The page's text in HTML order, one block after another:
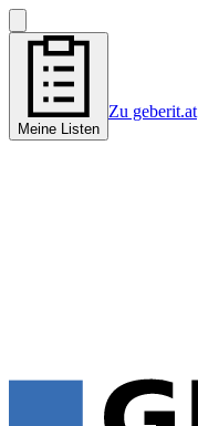
Meine Listen
Zu geberit.at